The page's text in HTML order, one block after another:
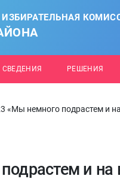
РЕШЕНИЯ
«Мы немного подрастем и
и